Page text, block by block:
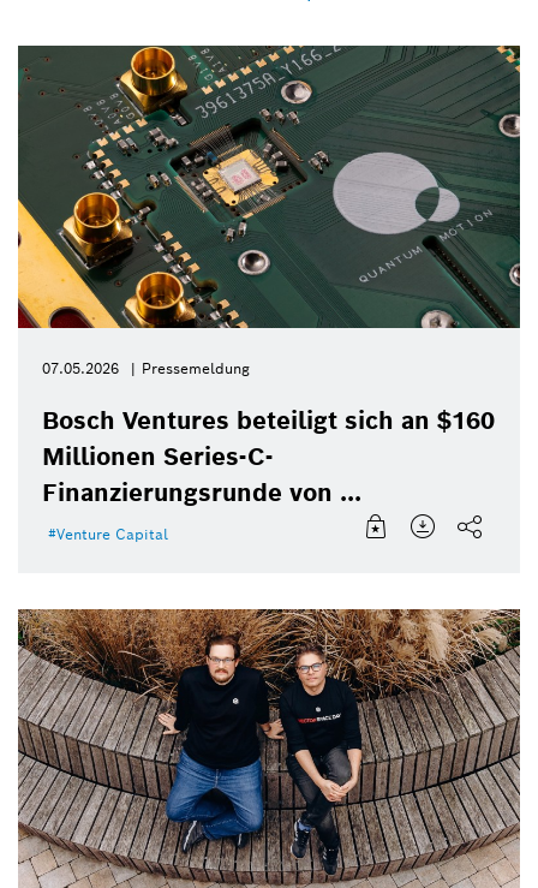
07.05.2026 Pressemeldung
Bosch Ventures beteiligt sich an $160
Millionen Series-C-
Finanzierungsrunde von ...
Venture Capital